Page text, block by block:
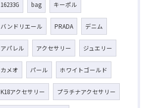
16233G bag キーポル
バンドリエール PRADA デニム
アパレル アクセサリー ジュエリー
カメオ パール ホワイトゴールド
K18アクセサリー プラチナアクセサリー